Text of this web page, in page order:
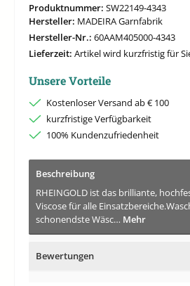
Produktnummer: SW22149-4343
Hersteller: MADEIRA Garnfabrik
Hersteller-Nr.: 60AAM405000-4343
Lieferzeit: Artikel wird kurzfristig für
Unsere Vorteile
Kostenloser Versand ab € 100
kurzfristige Verfügbarkeit
100% Kundenzufriedenheit
Beschreibung
RHEINGOLD ist das brilliante,
Viscose für alle
schonendste Wäsc… Mehr
Bewertungen